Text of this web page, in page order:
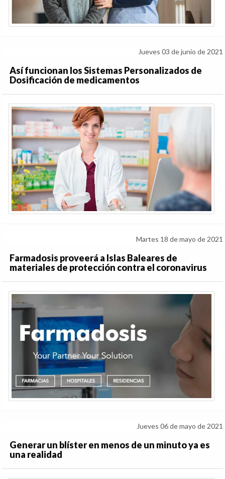
Jueves 03 de junio de 2021
Así funcionan los Sistemas Personalizados de
Dosificación de medicamentos
Martes 18 de mayo de 2021
Farmadosis proveerá a Islas Baleares de
materiales de protección contra el coronavirus
Jueves 06 de mayo de 2021
Generar un blíster en menos de un minuto ya es
una realidad